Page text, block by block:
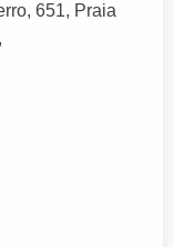
, 651, Praia